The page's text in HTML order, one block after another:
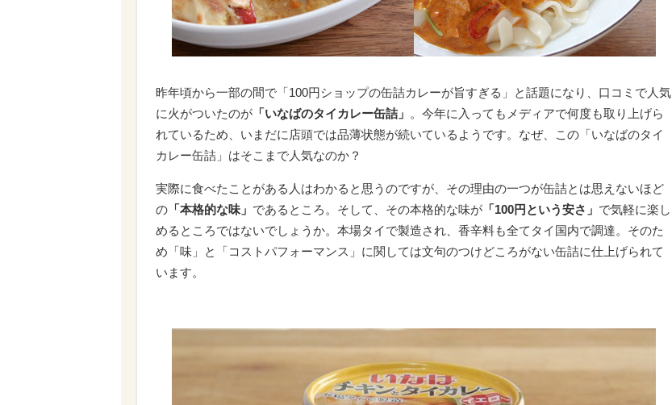
昨年頃から一部の間で「100円ショップの缶詰カレーが旨すぎる」と話題になり、口コミで人気
に火がついたのが 「いなばのタイカレー缶詰」 。今年に入ってもメディアで何度も取り上げら
れているため、いまだに店頭では品薄状態が続いているようです。なぜ、この「いなばのタイ
カレー缶詰」はそこまで人気なのか？
実際に食べたことがある人はわかると思うのですが、その理由の一つが缶詰とは思えないほど
の 「本格的な味」 であるところ。そして、その本格的な味が 「100円という安さ」 で気軽に楽し
めるところではないでしょうか。本場タイで製造され、香辛料も全てタイ国内で調達。そのた
め「味」と「コストパフォーマンス」に関しては文句のつけどころがない缶詰に仕上げられて
います。